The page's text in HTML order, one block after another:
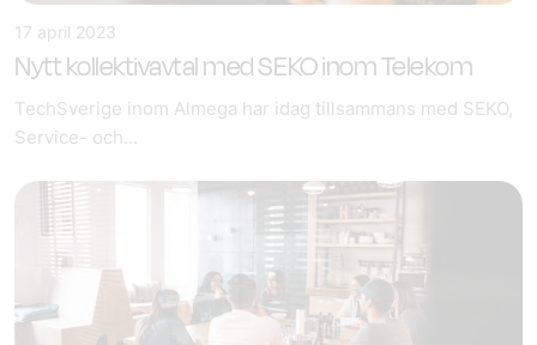
17 april 2023
Nytt kollektivavtal med SEKO inom Telekom
TechSverige inom Almega har idag tillsammans med SEKO,
Service- och...